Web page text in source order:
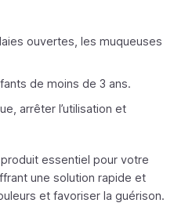
ouvertes, les muqueuses
de moins de 3 ans.
arrêter l’utilisation et
essentiel pour votre
une solution rapide et
et favoriser la guérison.